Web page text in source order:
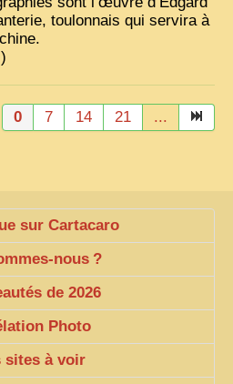
toulonnais qui servira à
0 7 14 21 ...
sur Cartacaro
nous ?
de 2026
Photo
sites à voir